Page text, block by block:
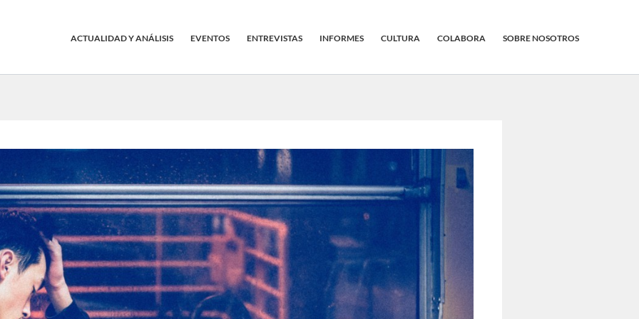
ACTUALIDAD Y ANÁLISIS EVENTOS ENTREVISTAS INFORMES CULTURA COLABORA SOBRE NOSOTROS